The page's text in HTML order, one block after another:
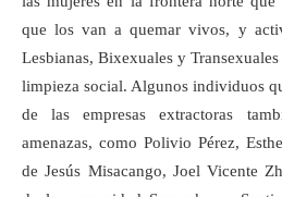
que los van a quemar vivos, y
Lesbianas, Bixexuales y
limpieza social. Algunos individuos
de las empresas extractoras
amenazas, como Polivio Pérez,
de Jesús Misacango, Joel Vicente